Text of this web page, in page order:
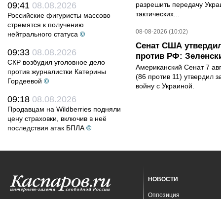
09:41 08.08.2026
Российские фигуристы массово
стремятся к получению
нейтрального статуса ©
09:33 08.08.2026
СКР возбудил уголовное дело
против журналистки Катерины
Гордеевой ©
09:18 08.08.2026
Продавцам на Wildberries подняли
цену страховки, включив в неё
последствия атак БПЛА ©
разрешить передачу
тактических...
08-08-2026 (10:02)
Сенат США
против РФ:
Американский Сенат 7
(86 против 11) утвердил
войну с Украиной.
НОВОСТИ
Оппозиция